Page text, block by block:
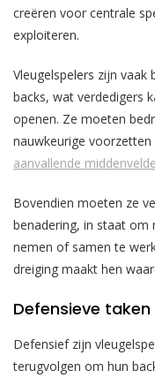
creëren voor centrale
exploiteren.
Vleugelspelers zijn
backs, wat verdedigers
openen. Ze moeten
nauwkeurige
aanvallende
Bovendien moeten ze
benadering, in staat om
nemen of samen te
dreiging maakt hen
Defensieve
Defensief zijn
terugvolgen om hun